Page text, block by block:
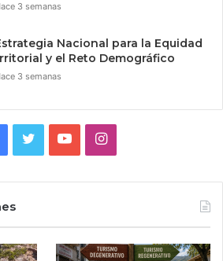
3 semanas
Nacional para la Equidad
y el Reto Demográfico
3 semanas
TwitterYouTubeInstagram